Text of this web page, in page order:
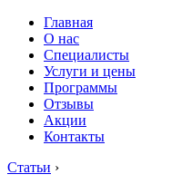
Главная
О нас
Cпециалисты
Услуги и цены
Программы
Отзывы
Акции
Контакты
Статьи ›